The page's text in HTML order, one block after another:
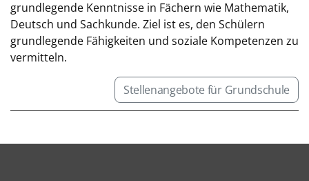
grundlegende Kenntnisse in Fächern wie Mathematik,
Deutsch und Sachkunde. Ziel ist es, den Schülern
grundlegende Fähigkeiten und soziale Kompetenzen zu
vermitteln.
Stellenangebote für Grundschule